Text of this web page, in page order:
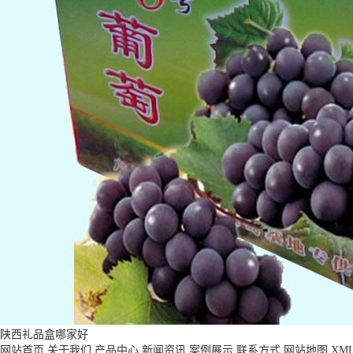
陕西礼品盒哪家好
网站首页 关于我们 产品中心 新闻资讯 案例展示 联系方式 网站地图